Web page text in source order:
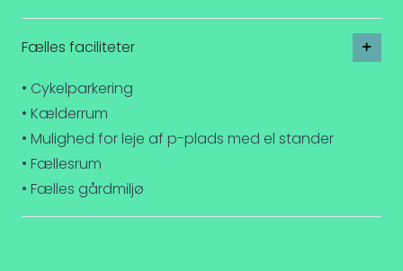
Fælles faciliteter
• Cykelparkering
• Kælderrum
• Mulighed for leje af p-plads med el stander
• Fællesrum
• Fælles gårdmiljø